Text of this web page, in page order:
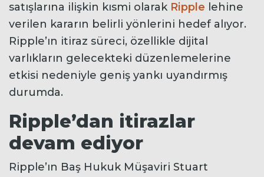
satışlarına ilişkin kısmi olarak Ripple lehine
verilen kararın belirli yönlerini hedef alıyor.
Ripple’ın itiraz süreci, özellikle dijital
varlıkların gelecekteki düzenlemelerine
etkisi nedeniyle geniş yankı uyandırmış
durumda.
Ripple’dan itirazlar
devam ediyor
Ripple’ın Baş Hukuk Müşaviri Stuart